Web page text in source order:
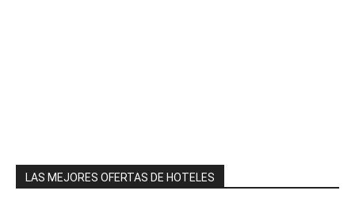
LAS MEJORES OFERTAS DE HOTELES